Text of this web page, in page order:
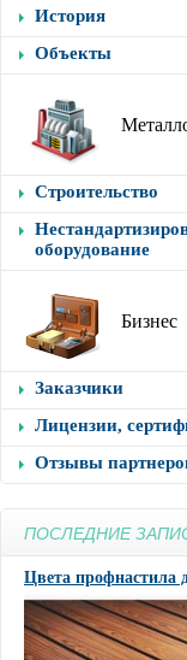
История
Объекты
Строительство
оборудование
Бизнес
Заказчики
Лицензии,
Отзывы
ПОСЛЕДНИЕ
Цвета профнастила